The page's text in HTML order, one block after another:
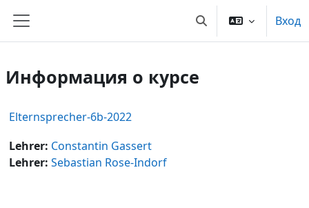
Боковая панель Изменить данные
Вход
Информация о курсе
Elternsprecher-6b-2022
Lehrer: Constantin Gassert
Lehrer: Sebastian Rose-Indorf